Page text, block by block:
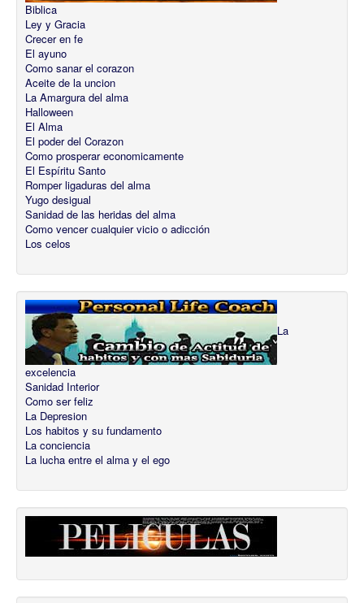
Biblica
Ley y Gracia
Crecer en fe
El ayuno
Como sanar el corazon
Aceite de la uncion
La Amargura del alma
Halloween
El Alma
El poder del Corazon
Como prosperar economicamente
El Espíritu Santo
Romper ligaduras del alma
Yugo desigual
Sanidad de las heridas del alma
Como vencer cualquier vicio o adicción
Los celos
La
excelencia
Sanidad Interior
Como ser feliz
La Depresion
Los habitos y su fundamento
La conciencia
La lucha entre el alma y el ego